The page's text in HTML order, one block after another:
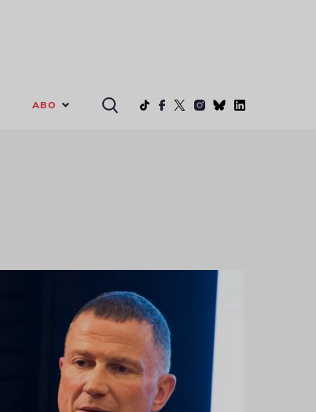
ABO